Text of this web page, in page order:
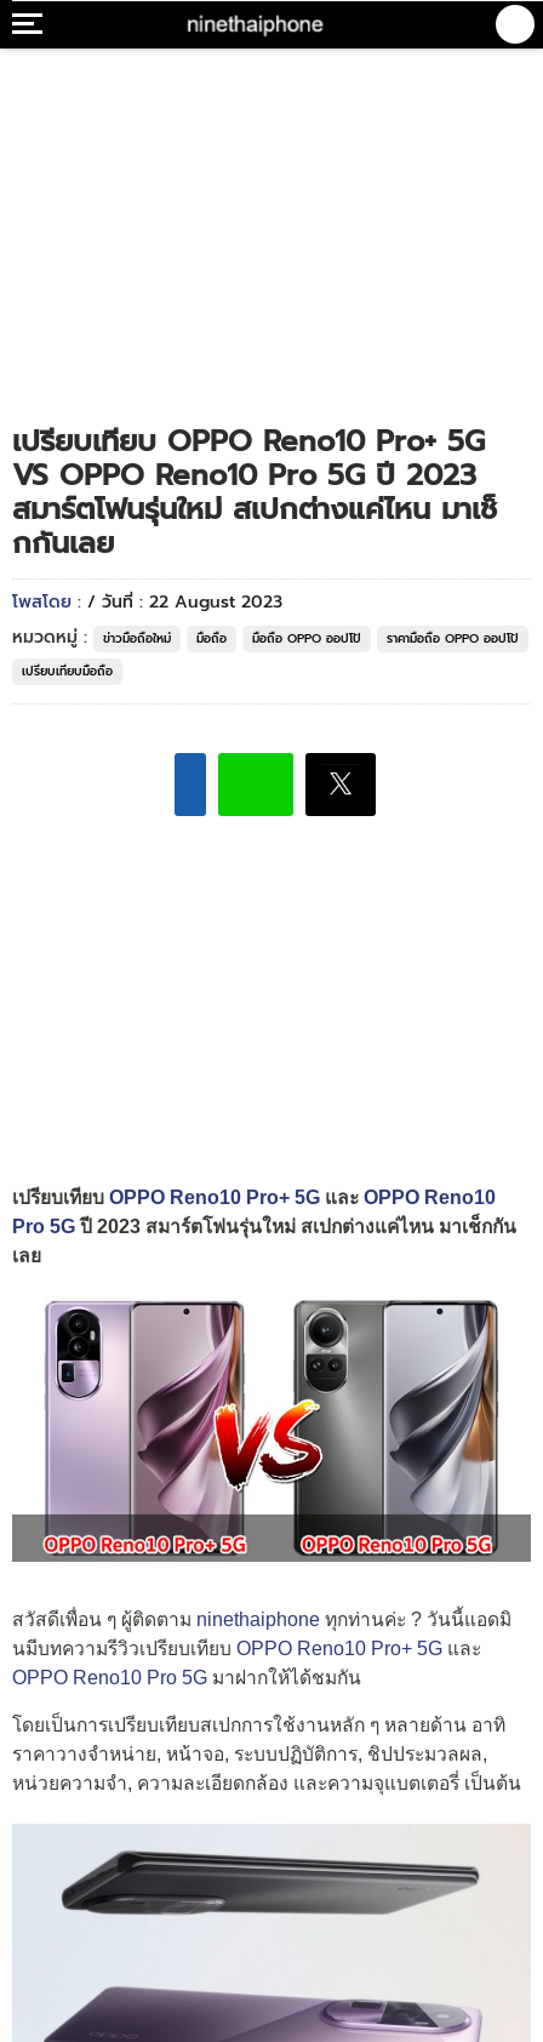
เปรียบเทียบ OPPO Reno10 Pro+ 5G
VS OPPO Reno10 Pro 5G ปี 2023
สมาร์ตโฟนรุ่นใหม่ สเปกต่างแค่ไหน มาเช็
กกันเลย
โพสโดย : / วันที่ : 22 August 2023
หมวดหมู่ :
ข่าวมือถือใหม่ มือถือ มือถือ OPPO ออปโป้
ราคามือถือ OPPO ออปโป้
เปรียบเทียบมือถือ
เปรียบเทียบ OPPO Reno10 Pro+ 5G และ OPPO Reno10
Pro 5Gปี 2023 สมาร์ตโฟนรุ่นใหม่ สเปกต่างแค่ไหน มาเช็กกัน
เลย
สวัสดีเพื่อน ๆ ผู้ติดตาม ninethaiphone ทุกท่านค่ะ ? วันนี้แอดมิ
นมีบทความรีวิวเปรียบเทียบ OPPO Reno10 Pro+ 5G และ
OPPO Reno10 Pro 5G มาฝากให้ได้ชมกัน
โดยเป็นการเปรียบเทียบสเปกการใช้งานหลัก ๆ หลายด้าน อาทิ
ราคาวางจำหน่าย, หน้าจอ, ระบบปฏิบัติการ, ชิปประมวลผล,
หน่วยความจำ, ความละเอียดกล้อง และความจุแบตเตอรี่ เป็นต้น